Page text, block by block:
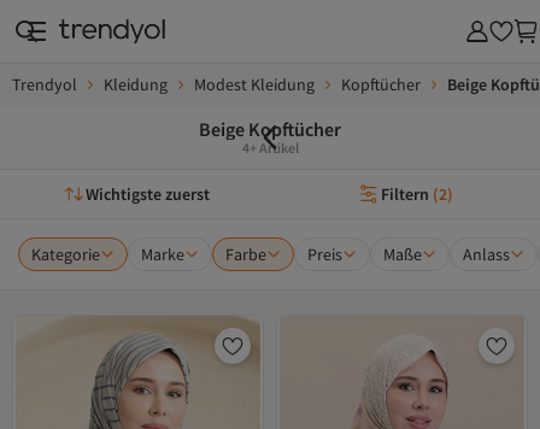
Trendyol Kleidung Modest Kleidung Kopftücher Beige
Beige Kopftücher
4+ Artikel
Wichtigste zuerst Filtern (2)
Kategorie Marke Farbe Preis Maße Anlass